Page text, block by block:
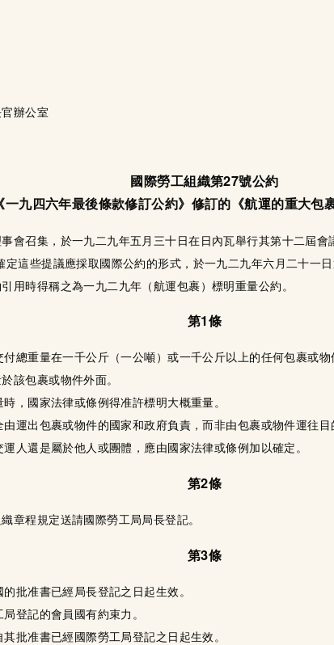
辦公室
國際勞工組織第27號公約
一九四六年最後條款修訂公約》修訂的《航運的重大包
會召集，於一九二九年五月三十日在日內瓦舉行其第十二屆
定這些提議應採取國際公約的形式，於一九二九年六月二十一
用時得稱之為一九二九年（航運包裹）標明重量公約。
第1條
總重量在一千公斤（一公噸）或一千公斤以上的任何包裹或
該包裹或物件外面。
，國家法律或條例得准許標明大概重量。
運出包裹或物件的國家和政府負責，而非由包裹或物件運往目
人還是屬於他人或團體，應由國家法律或條例加以確定。
第2條
章程規定送請國際勞工局局長登記。
第3條
批准書已經局長登記之日起生效。
登記的會員國有約束力。
批准書已經國際勞工局登記之日起生效。